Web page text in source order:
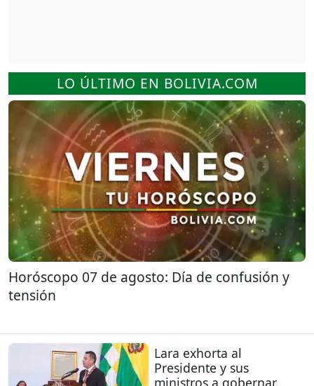
LO ÚLTIMO EN BOLIVIA.COM
Horóscopo 07 de agosto: Día de confusión y
tensión
Lara exhorta al
Presidente y sus
ministros a gobernar